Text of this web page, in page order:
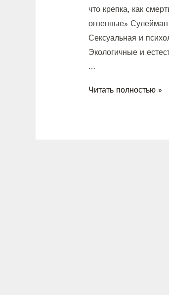
что крепка, как
огненные»
Сексуальная и
Экологичные и
…
Читать полностью »